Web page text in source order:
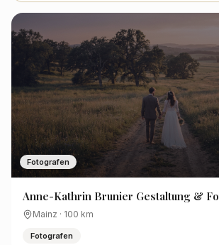
Fotografen
Anne-Kathrin Brunier Gestaltung &
Mainz · 100 km
Fotografen